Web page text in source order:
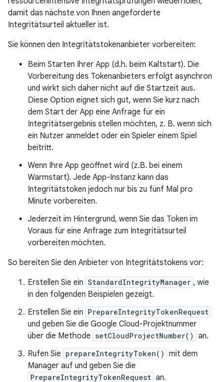
damit das nächste von Ihnen angeforderte
Integritätsurteil aktueller ist.
Sie können den Integritätstokenanbieter vorbereiten:
Beim Starten Ihrer App (d.h. beim Kaltstart). Die
Vorbereitung des Tokenanbieters erfolgt asynchron
und wirkt sich daher nicht auf die Startzeit aus.
Diese Option eignet sich gut, wenn Sie kurz nach
dem Start der App eine Anfrage für ein
Integritätsergebnis stellen möchten, z. B. wenn sich
ein Nutzer anmeldet oder ein Spieler einem Spiel
beitritt.
Wenn Ihre App geöffnet wird (z.B. bei einem
Warmstart). Jede App-Instanz kann das
Integritätstoken jedoch nur bis zu fünf Mal pro
Minute vorbereiten.
Jederzeit im Hintergrund, wenn Sie das Token im
Voraus für eine Anfrage zum Integritätsurteil
vorbereiten möchten.
So bereiten Sie den Anbieter von Integritätstokens vor:
Erstellen Sie ein StandardIntegrityManager , wie
in den folgenden Beispielen gezeigt.
Erstellen Sie ein PrepareIntegrityTokenRequest
und geben Sie die Google Cloud-Projektnummer
über die Methode setCloudProjectNumber() an.
Rufen Sie prepareIntegrityToken() mit dem
Manager auf und geben Sie die
PrepareIntegrityTokenRequest an.